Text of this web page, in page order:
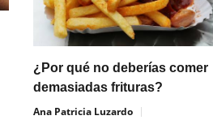
¿Por qué no deberías comer
demasiadas frituras?
Ana Patricia Luzardo